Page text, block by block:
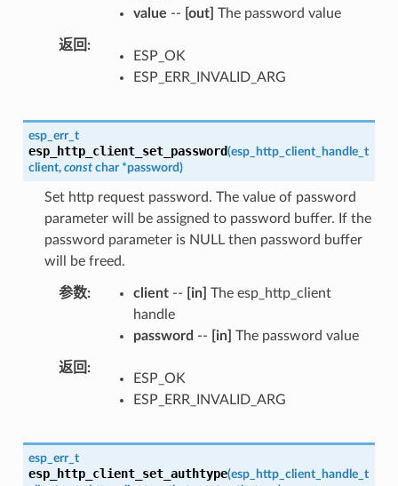
value -- [out] The password value
返回
ESP_OK
ESP_ERR_INVALID_ARG
esp_err_t
esp_http_client_set_password(esp_http_client_handle_t
client, const char *password)
Set http request password. The value of password
parameter will be assigned to password buffer. If the
password parameter is NULL then password buffer
will be freed.
参数 client-- [in] The esp_http_client
handle
password -- [in] The password value
返回
ESP_OK
ESP_ERR_INVALID_ARG
esp_err_t
esp_http_client_set_authtype(esp_http_client_handle_t